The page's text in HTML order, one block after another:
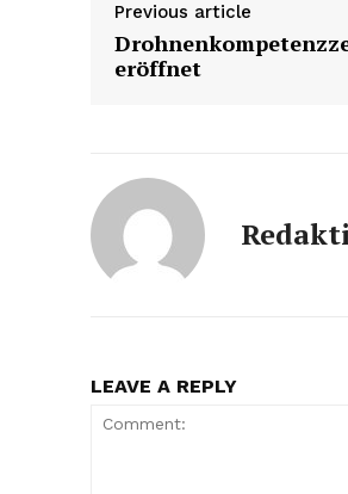
Previous article
eröffnet
LEAVE A REPLY